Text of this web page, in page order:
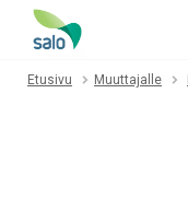
Etusivu Muuttajalle